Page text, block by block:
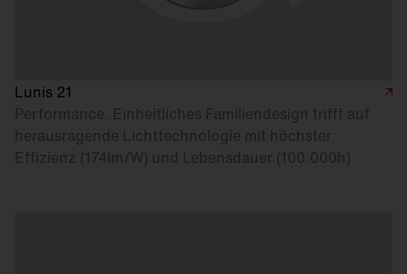
Lunis 21
Performance. Einheitliches Familiendesign trifft auf
herausragende Lichttechnologie mit höchster
Effizienz (174lm/W) und Lebensdauer (100.000h)